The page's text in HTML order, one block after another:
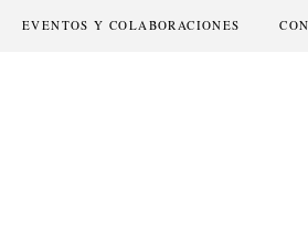
EVENTOS Y COLABORACIONES